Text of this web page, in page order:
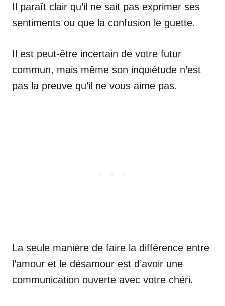
Il paraît clair qu’il ne sait pas exprimer ses
sentiments ou que la confusion le guette.
Il est peut-être incertain de votre futur
commun, mais même son inquiétude n’est
pas la preuve qu’il ne vous aime pas.
La seule manière de faire la différence entre
l’amour et le désamour est d’avoir une
communication ouverte avec votre chéri.